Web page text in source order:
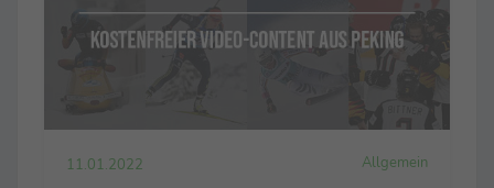
11.01.2022 Allgemein